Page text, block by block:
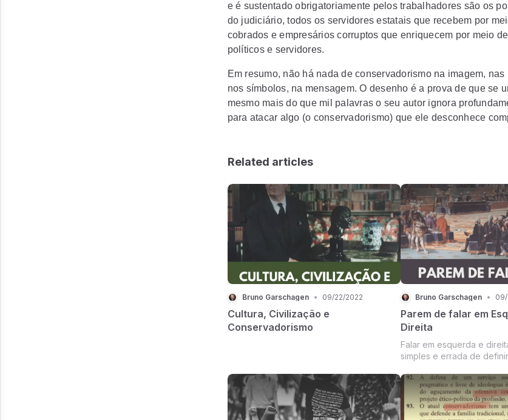
e é sustentado obrigatoriamente pelos trabalhadores são os
do judiciário, todos os servidores estatais que recebem por
cobrados e empresários corruptos que enriquecem por meio
políticos e servidores.
Em resumo, não há nada de conservadorismo na imagem, nas
nos símbolos, na mensagem. O desenho é a prova de que se
mesmo mais do que mil palavras o seu autor ignora
para atacar algo (o conservadorismo) que ele desconhece
Related articles
Bruno Garschagen • 09/22/2022
Cultura, Civilização e
Conservadorismo
Bruno Garschagen •
Parem de falar em
Direita
Falar em esquerda e
simples e errada de